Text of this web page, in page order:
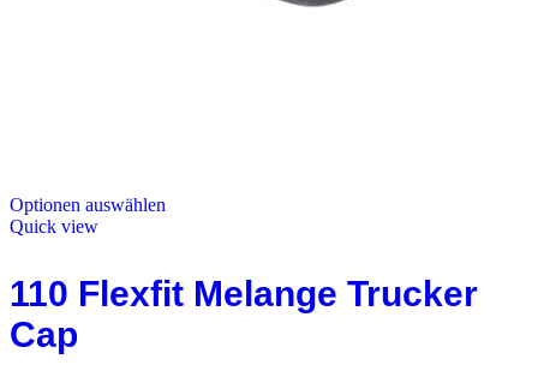
Optionen auswählen
Quick view
110 Flexfit Melange Trucker
Cap